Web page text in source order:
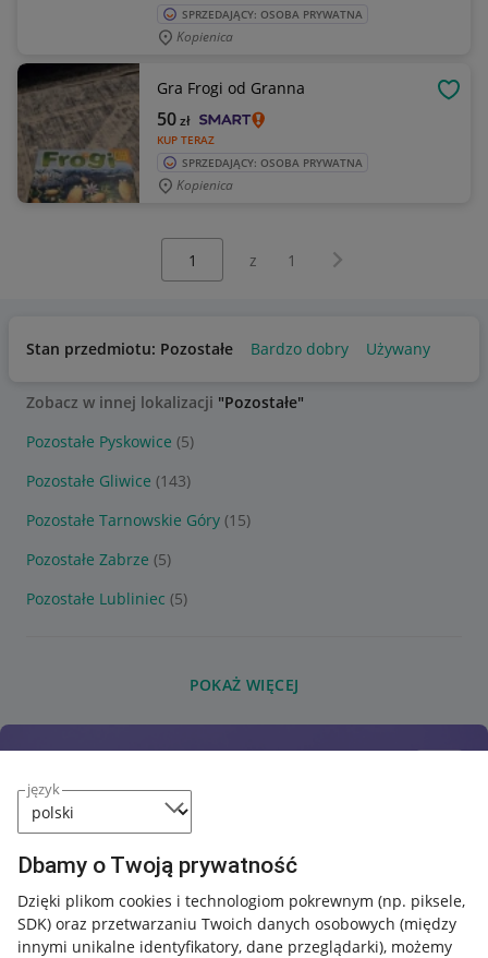
język
Dbamy o Twoją prywatność
Dzięki plikom cookies i technologiom pokrewnym (np. piksele,
SDK) oraz przetwarzaniu Twoich danych osobowych (między
innymi unikalne identyfikatory, dane przeglądarki), możemy
SPRZEDAJĄCY: OSOBA PRYWATNA
Kopienica
Gra Frogi od Granna
KUP TERAZ
50zł
SPRZEDAJĄCY: OSOBA PRYWATNA
Kopienica
z 1 Następna strona
Stan przedmiotu: Pozostałe Bardzo dobry Używany
Zobacz w innej lokalizacji "Pozostałe"
Pozostałe Pyskowice (5)
Pozostałe Gliwice (143)
Pozostałe Tarnowskie Góry (15)
Pozostałe Zabrze (5)
Pozostałe Lubliniec (5)
POKAŻ WIĘCEJ